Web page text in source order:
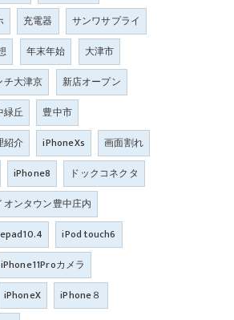
充電器
サンワサプライ
年末年始
大津市
チ大津京
新店オープン
緑丘
豊中市
紹介
iPhoneXs
画面割れ
iPhone8
ドックコネクタ
オンタウン豊中庄内
iPod touch6
iPhone11Proカメラ
iPhoneX
iPhone８